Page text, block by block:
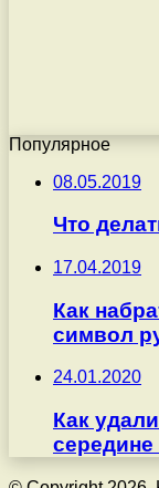
Популярное
08.05.2019
Что
17.04.2019
Как
символ
24.01.2020
Как
середине